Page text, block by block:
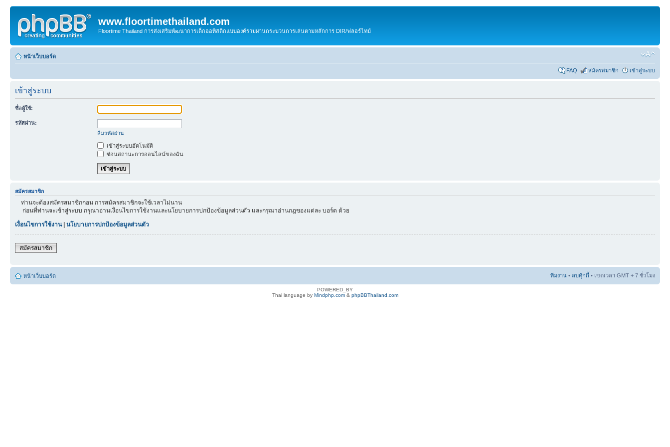
www.floortimethailand.com
Floortime Thailand การส่งเสริมพัฒนาการเด็กออทิสติกแบบองค์รวมผ่านกระบวนการเล่นตามหลักการ DIR/ฟลอร์ไทม์
หน้าเว็บบอร์ด
FAQ สมัครสมาชิก เข้าสู่ระบบ
เข้าสู่ระบบ
ชื่อผู้ใช้:
รหัสผ่าน:
ลืมรหัสผ่าน
เข้าสู่ระบบอัตโนมัติ
ซ่อนสถานะการออนไลน์ของฉัน
สมัครสมาชิก
ท่านจะต้องสมัครสมาชิกก่อน การสมัครสมาชิกจะใช้เวลาไม่นาน
ก่อนที่ท่านจะเข้าสู่ระบบ กรุณาอ่านเงื่อนไขการใช้งานและนโยบายการปกป้องข้อมูลส่วนตัว และกรุณาอ่านกฎของแต่ละ บอร์ด ด้วย
เงื่อนไขการใช้งาน| นโยบายการปกป้องข้อมูลส่วนตัว
สมัครสมาชิก
หน้าเว็บบอร์ด ทีมงาน • ลบคุ้กกี้ • เขตเวลา GMT + 7 ชั่วโมง
POWERED_BY
Thai language by Mindphp.com& phpBBThailand.com